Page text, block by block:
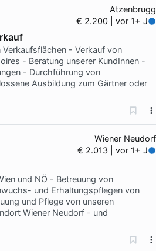
Atzenbrugg
€ 2.200 | vor 1+ J
Verkaufsflächen - Verkauf von
- Beratung unserer KundInnen -
- Durchführung von
Ausbildung zum Gärtner oder
Wiener Neudorf
€ 2.013 | vor 1+ J
und NÖ - Betreuung von
und Erhaltungspflegen von
und Pflege von unseren
Wiener Neudorf - und